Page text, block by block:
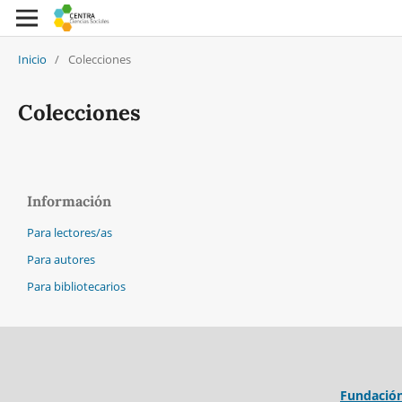
Inicio / Colecciones
Colecciones
Información
Para lectores/as
Para autores
Para bibliotecarios